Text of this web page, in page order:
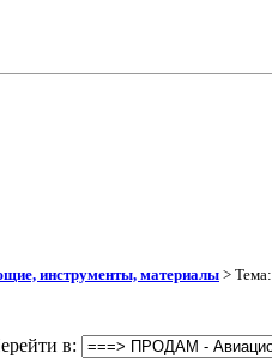
инструменты, материалы> Тема:
в: